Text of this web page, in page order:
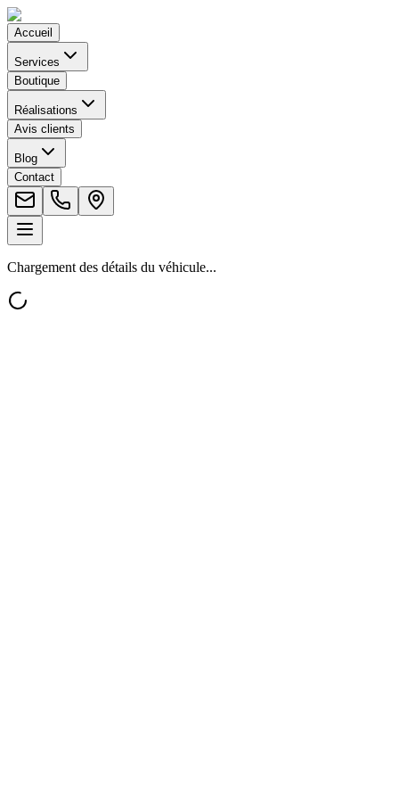
Accueil
Services
Boutique
Réalisations
Avis clients
Blog
Contact
Chargement des détails du véhicule...